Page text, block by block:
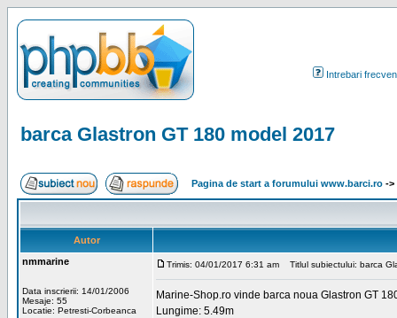
Intrebari
barca Glastron GT 180 model 2017
Pagina de start a forumului www.barci.ro ->
Autor
nmmarine
Data inscrierii: 14/01/2006
Mesaje: 55
Locatie: Petresti-Corbeanca
Trimis: 04/01/2017 6:31 am Titlul subiectului: barca
Marine-Shop.ro vinde barca noua Glastron GT
Lungime: 5.49m